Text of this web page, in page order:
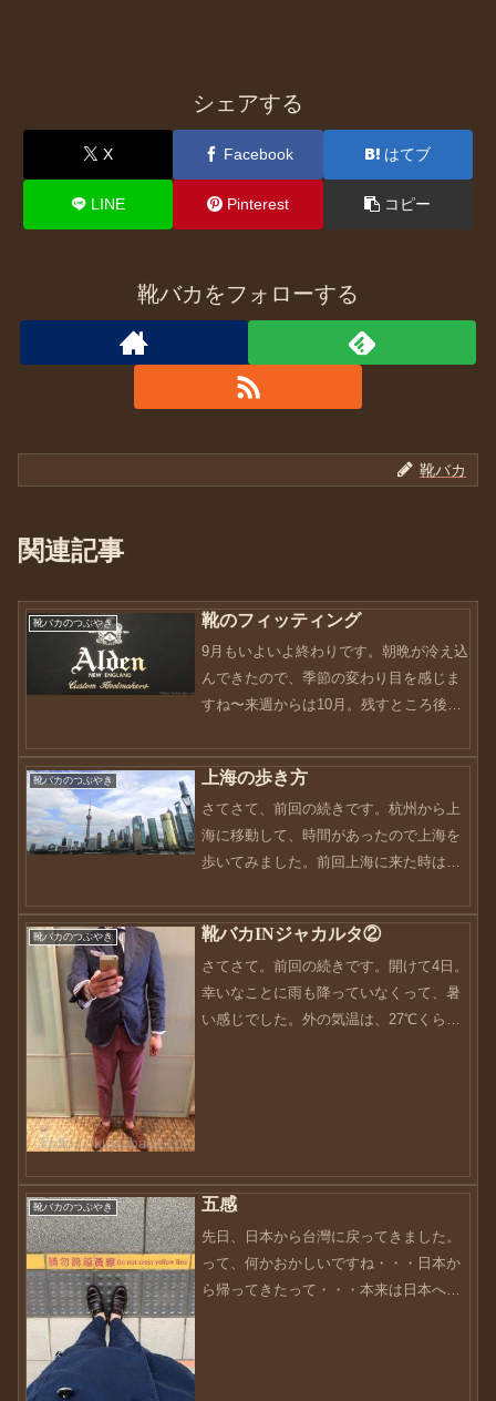
シェアする
X Facebook はてブ
LINE Pinterest コピー
靴バカをフォローする
靴バカ
関連記事
靴バカのつぶやき 靴のフィッティング
9月もいよいよ終わりです。朝晩が冷え込
んできたので、季節の変わり目を感じま
すね〜来週からは10月。残すところ後3
ていないこともあり、お腹もすかなくな
ってるんですよね〜1日3食って基本なん
ですが、2食、1食...
靴バカのつぶやき 上海の歩き方
さてさて、前回の続きです。杭州から上
海に移動して、時間があったので上海を
歩いてみました。前回上海に来た時は、
を食べたくらいの観光でした。今回は、
前回豫園に入れなかったので、まずは豫
園に行きます。っと、その...
靴バカのつぶやき 靴バカINジャカルタ②
さてさて。前回の続きです。開けて4日。
幸いなことに雨も降っていなくって、暑
い感じでした。外の気温は、27℃くら
靴バカのつぶやき 五感
先日、日本から台灣に戻ってきました。
って、何かおかしいですね・・・日本か
ら帰ってきたって・・・本来は日本へ帰